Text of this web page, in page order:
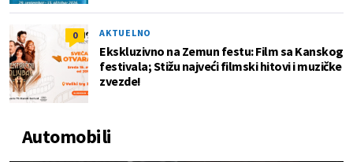
0 AKTUELNO
Ekskluzivno na Zemun festu: Film sa Kanskog
festivala; Stižu najveći filmski hitovi i muzičke
zvezde!
Automobili